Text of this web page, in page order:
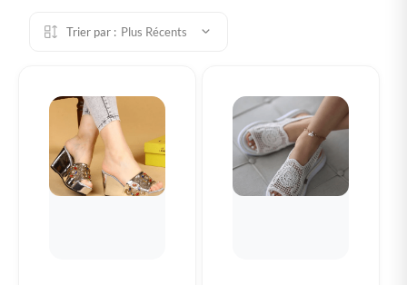
Trier par : Plus Récents